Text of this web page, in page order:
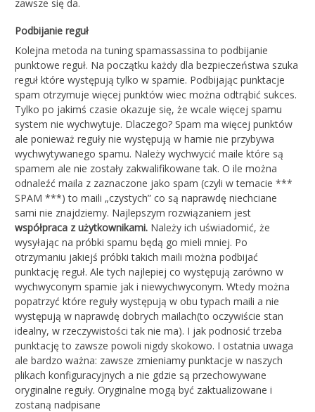
zawsze się da.
Podbijanie reguł
Kolejna metoda na tuning spamassassina to podbijanie
punktowe reguł. Na początku każdy dla bezpieczeństwa szuka
reguł które występują tylko w spamie. Podbijając punktacje
spam otrzymuje więcej punktów wiec można odtrąbić sukces.
Tylko po jakimś czasie okazuje się, że wcale więcej spamu
system nie wychwytuje. Dlaczego? Spam ma więcej punktów
ale ponieważ reguły nie występują w hamie nie przybywa
wychwytywanego spamu. Należy wychwycić maile które są
spamem ale nie zostały zakwalifikowane tak. O ile można
odnaleźć maila z zaznaczone jako spam (czyli w temacie ***
SPAM ***) to maili „czystych” co są naprawdę niechciane
sami nie znajdziemy. Najlepszym rozwiązaniem jest
współpraca z użytkownikami. Należy ich uświadomić, że
wysyłając na próbki spamu będą go mieli mniej. Po
otrzymaniu jakiejś próbki takich maili można podbijać
punktację reguł. Ale tych najlepiej co występują zarówno w
wychwyconym spamie jak i niewychwyconym. Wtedy można
popatrzyć które reguły występują w obu typach maili a nie
występują w naprawdę dobrych mailach(to oczywiście stan
idealny, w rzeczywistości tak nie ma). I jak podnosić trzeba
punktację to zawsze powoli nigdy skokowo. I ostatnia uwaga
ale bardzo ważna: zawsze zmieniamy punktacje w naszych
plikach konfiguracyjnych a nie gdzie są przechowywane
oryginalne reguły. Oryginalne mogą być zaktualizowane i
zostaną nadpisane